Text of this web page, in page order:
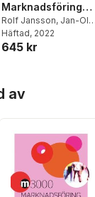
röster:
Marknadsföring
Kommentarer och
lösningar
Rolf Jansson, Jan-
Andersson,Anders
Pihlsgård
Häftad, 2022
645 kr
av